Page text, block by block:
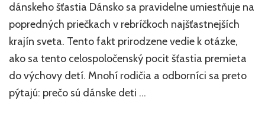
deti
dánskeho šťastia Dánsko sa pravidelne umiestňuje na
popredných priečkach v rebríčkoch najšťastnejších
krajín sveta. Tento fakt prirodzene vedie k otázke,
ako sa tento celospoločenský pocit šťastia premieta
do výchovy detí. Mnohí rodičia a odborníci sa preto
pýtajú: prečo sú dánske deti …